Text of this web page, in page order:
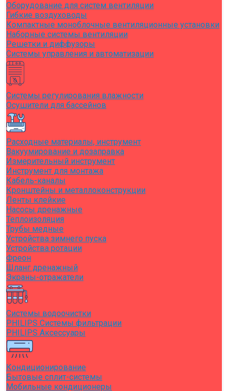
Оборудование для систем вентиляции
Гибкие воздуховоды
Компактные моноблочные вентиляционные установки
Наборные системы вентиляции
Решетки и диффузоры
Системы управления и автоматизации
Системы регулирования влажности
Осушители для бассейнов
Расходные материалы, инструмент
Вакуумирование и дозаправка
Измерительный инструмент
Инструмент для монтажа
Кабель-каналы
Кронштейны и металлоконструкции
Ленты клейкие
Насосы дренажные
Теплоизоляция
Трубы медные
Устройства зимнего пуска
Устройства ротации
Фреон
Шланг дренажный
Экраны-отражатели
Системы водоочистки
PHILIPS Системы фильтрации
PHILIPS Аксессуары
Кондиционирование
Бытовые сплит-системы
Мобильные кондиционеры